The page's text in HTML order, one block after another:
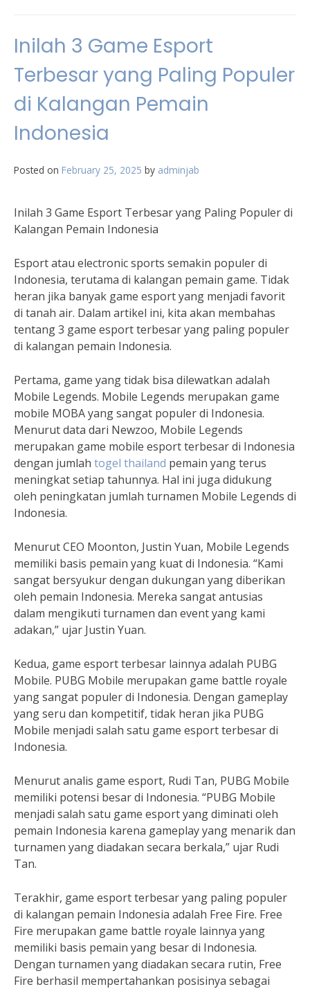
Inilah 3 Game Esport
Terbesar yang Paling Populer
di Kalangan Pemain
Indonesia
Posted on February 25, 2025 by adminjab
Inilah 3 Game Esport Terbesar yang Paling Populer di
Kalangan Pemain Indonesia
Esport atau electronic sports semakin populer di
Indonesia, terutama di kalangan pemain game. Tidak
heran jika banyak game esport yang menjadi favorit
di tanah air. Dalam artikel ini, kita akan membahas
tentang 3 game esport terbesar yang paling populer
di kalangan pemain Indonesia.
Pertama, game yang tidak bisa dilewatkan adalah
Mobile Legends. Mobile Legends merupakan game
mobile MOBA yang sangat populer di Indonesia.
Menurut data dari Newzoo, Mobile Legends
merupakan game mobile esport terbesar di Indonesia
dengan jumlah togel thailand pemain yang terus
meningkat setiap tahunnya. Hal ini juga didukung
oleh peningkatan jumlah turnamen Mobile Legends di
Indonesia.
Menurut CEO Moonton, Justin Yuan, Mobile Legends
memiliki basis pemain yang kuat di Indonesia. “Kami
sangat bersyukur dengan dukungan yang diberikan
oleh pemain Indonesia. Mereka sangat antusias
dalam mengikuti turnamen dan event yang kami
adakan,” ujar Justin Yuan.
Kedua, game esport terbesar lainnya adalah PUBG
Mobile. PUBG Mobile merupakan game battle royale
yang sangat populer di Indonesia. Dengan gameplay
yang seru dan kompetitif, tidak heran jika PUBG
Mobile menjadi salah satu game esport terbesar di
Indonesia.
Menurut analis game esport, Rudi Tan, PUBG Mobile
memiliki potensi besar di Indonesia. “PUBG Mobile
menjadi salah satu game esport yang diminati oleh
pemain Indonesia karena gameplay yang menarik dan
turnamen yang diadakan secara berkala,” ujar Rudi
Tan.
Terakhir, game esport terbesar yang paling populer
di kalangan pemain Indonesia adalah Free Fire. Free
Fire merupakan game battle royale lainnya yang
memiliki basis pemain yang besar di Indonesia.
Dengan turnamen yang diadakan secara rutin, Free
Fire berhasil mempertahankan posisinya sebagai